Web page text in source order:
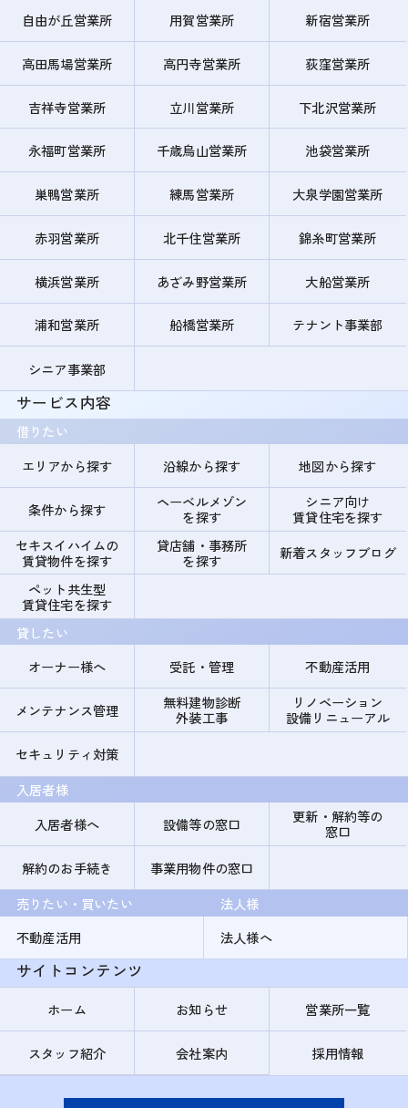
自由が丘営業所 用賀営業所 新宿営業所
高田馬場営業所 高円寺営業所 荻窪営業所
吉祥寺営業所 立川営業所 下北沢営業所
永福町営業所 千歳烏山営業所 池袋営業所
巣鴨営業所 練馬営業所 大泉学園営業所
赤羽営業所 北千住営業所 錦糸町営業所
横浜営業所 あざみ野営業所 大船営業所
浦和営業所 船橋営業所 テナント事業部
シニア事業部
サービス内容
借りたい
エリアから探す
沿線から探す 地図から探す
条件から探す
ヘーベルメゾン
を探す
シニア向け
賃貸住宅を探す
セキスイハイムの
賃貸物件を探す
貸店舗・事務所
を探す
新着スタッフブログ
ペット共生型
賃貸住宅を探す
貸したい
オーナー様へ
受託・管理 不動産活用
メンテナンス管理
無料建物診断
外装工事
リノベーション
設備リニューアル
セキュリティ対策
入居者様
入居者様へ
設備等の窓口
更新・解約等の
窓口
解約のお手続き
事業用物件の窓口
売りたい・買いたい
不動産活用
法人様
法人様へ
サイトコンテンツ
ホーム お知らせ 営業所一覧
スタッフ紹介 会社案内 採用情報